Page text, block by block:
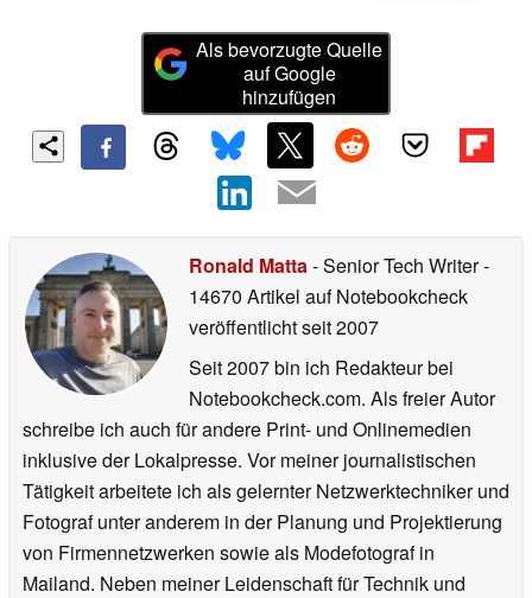
Als bevorzugte Quelle
auf Google
hinzufügen
Ronald Matta- Senior Tech Writer-
14670 Artikel auf Notebookcheck
veröffentlichtseit 2007
Seit 2007 bin ich Redakteur bei
Notebookcheck.com. Als freier Autor
schreibe ich auch für andere Print- und Onlinemedien
inklusive der Lokalpresse. Vor meiner journalistischen
Tätigkeit arbeitete ich als gelernter Netzwerktechniker und
Fotograf unter anderem in der Planung und Projektierung
von Firmennetzwerken sowie als Modefotograf in
Mailand. Neben meiner Leidenschaft für Technik und